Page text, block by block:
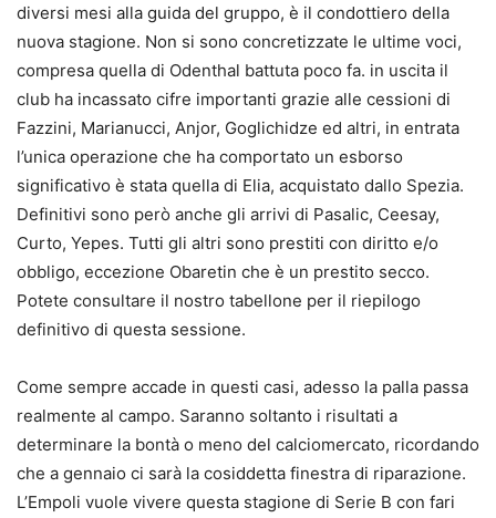
diversi mesi alla guida del gruppo, è il condottiero della
nuova stagione. Non si sono concretizzate le ultime voci,
compresa quella di Odenthal battuta poco fa. in uscita il
club ha incassato cifre importanti grazie alle cessioni di
Fazzini, Marianucci, Anjor, Goglichidze ed altri, in entrata
l’unica operazione che ha comportato un esborso
significativo è stata quella di Elia, acquistato dallo Spezia.
Definitivi sono però anche gli arrivi di Pasalic, Ceesay,
Curto, Yepes. Tutti gli altri sono prestiti con diritto e/o
obbligo, eccezione Obaretin che è un prestito secco.
Potete consultare il nostro tabellone per il riepilogo
definitivo di questa sessione.
Come sempre accade in questi casi, adesso la palla passa
realmente al campo. Saranno soltanto i risultati a
determinare la bontà o meno del calciomercato, ricordando
che a gennaio ci sarà la cosiddetta finestra di riparazione.
L’Empoli vuole vivere questa stagione di Serie B con fari